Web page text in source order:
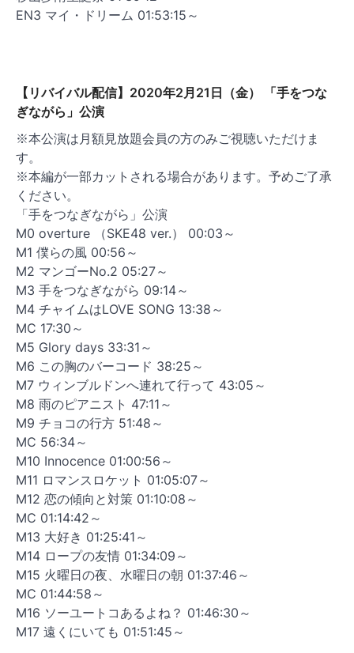
EN3 マイ・ドリーム 01:53:15～
【リバイバル配信】2020年2月21日（金） 「手をつな
ぎながら」公演
※本公演は月額見放題会員の方のみご視聴いただけま
す。
※本編が一部カットされる場合があります。予めご了承
ください。
「手をつなぎながら」公演
M0 overture （SKE48 ver.） 00:03～
M1 僕らの風 00:56～
M2 マンゴーNo.2 05:27～
M3 手をつなぎながら 09:14～
M4 チャイムはLOVE SONG 13:38～
MC 17:30～
M5 Glory days 33:31～
M6 この胸のバーコード 38:25～
M7 ウィンブルドンへ連れて行って 43:05～
M8 雨のピアニスト 47:11～
M9 チョコの行方 51:48～
MC 56:34～
M10 Innocence 01:00:56～
M11 ロマンスロケット 01:05:07～
M12 恋の傾向と対策 01:10:08～
MC 01:14:42～
M13 大好き 01:25:41～
M14 ロープの友情 01:34:09～
M15 火曜日の夜、水曜日の朝 01:37:46～
MC 01:44:58～
M16 ソーユートコあるよね？ 01:46:30～
M17 遠くにいても 01:51:45～